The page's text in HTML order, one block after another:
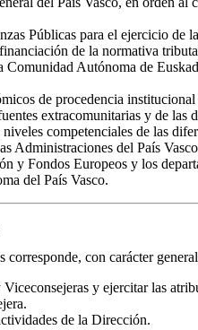
Públicas para el ejercicio de
de la normativa
Autónoma de
de procedencia
extracomunitarias y de las
competenciales de las
Administraciones del País
Fondos Europeos y los
del País Vasco.
con carácter
y ejercitar las
de la Dirección.